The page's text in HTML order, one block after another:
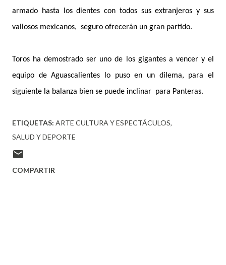
armado hasta los dientes con todos sus extranjeros y sus
valiosos mexicanos, seguro ofrecerán un gran partido.
Toros ha demostrado ser uno de los gigantes a vencer y el
equipo de Aguascalientes lo puso en un dilema, para el
siguiente la balanza bien se puede inclinar para Panteras.
ETIQUETAS: ARTE CULTURA Y ESPECTÁCULOS
SALUD Y DEPORTE
COMPARTIR